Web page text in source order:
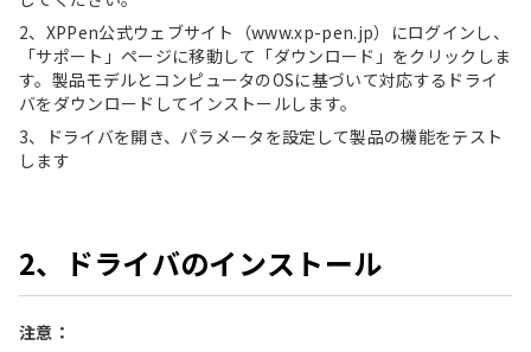
2、XPPen公式ウェブサイト（www.xp-pen.jp）にログインし、
「サポート」ページに移動して「ダウンロード」をクリックしま
す。製品モデルとコンピュータのOSに基づいて対応するドライ
バをダウンロードしてインストールします。
3、ドライバを開き、パラメータを設定して製品の機能をテスト
します
2、ドライバのインストール
注意：